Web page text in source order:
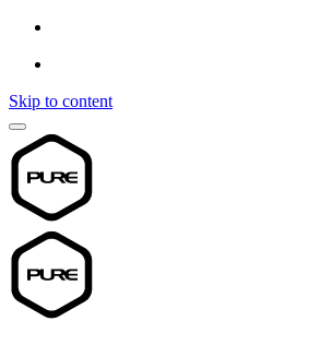
Skip to content